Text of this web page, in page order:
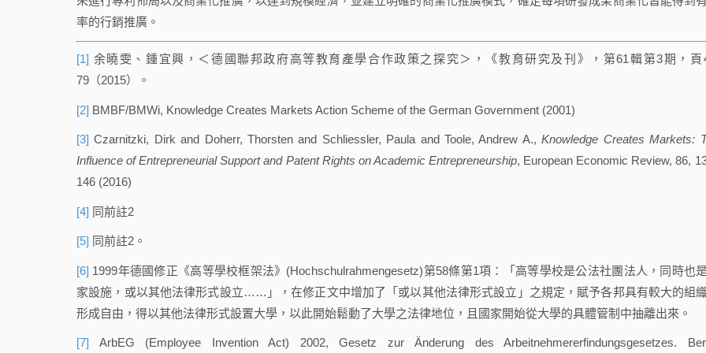
率的行銷推廣。
[1] 余曉雯、鍾宜興，＜德國聯邦政府高等教育產學合作政策之探究＞，《教育研究及刊》，第61輯第3期，頁
79（2015）。
[2] BMBF/BMWi, Knowledge Creates Markets Action Scheme of the German Government (2001)
[3] Czarnitzki, Dirk and Doherr, Thorsten and Schliessler, Paula and Toole, Andrew A.,Knowledge Creates Markets:
Influence of Entrepreneurial Support and Patent Rights on Academic Entrepreneurship, European Economic Review, 86,
146 (2016)
[4] 同前註2
[5] 同前註2。
[6] 1999年德國修正《高等學校框架法》(Hochschulrahmengesetz)第58條第1項：「高等學校是公法社團法人，同時也
家設施，或以其他法律形式設立……」，在修正文中增加了「或以其他法律形式設立」之規定，賦予各邦具有較大的組
形成自由，得以其他法律形式設置大學，以此開始鬆動了大學之法律地位，且國家開始從大學的具體管制中抽離出來。
[7] ArbEG (Employee Invention Act) 2002, Gesetz zur Änderung des Arbeitnehmererfindungsgesetzes.